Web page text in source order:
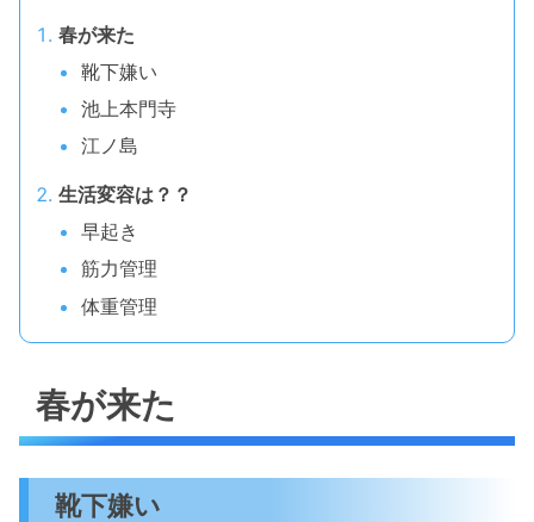
春が来た
靴下嫌い
池上本門寺
江ノ島
生活変容は？？
早起き
筋力管理
体重管理
春が来た
靴下嫌い